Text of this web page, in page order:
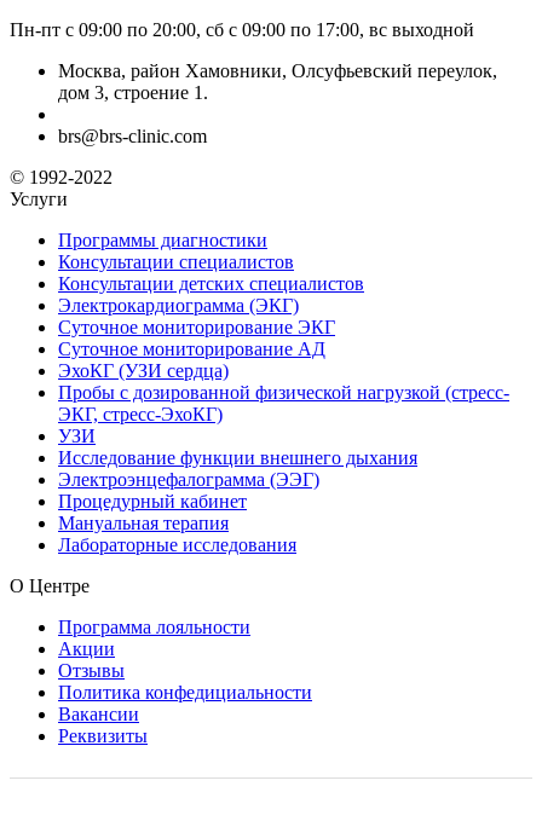
Пн-пт с 09:00 по 20:00, сб с 09:00 по 17:00, вс выходной
Москва, район Хамовники, Олсуфьевский переулок,
дом 3, строение 1.
brs@brs-clinic.com
© 1992-2022
Услуги
Программы диагностики
Консультации специалистов
Консультации детских специалистов
Электрокардиограмма (ЭКГ)
Суточное мониторирование ЭКГ
Суточное мониторирование АД
ЭхоКГ (УЗИ сердца)
Пробы с дозированной физической нагрузкой (стресс-
ЭКГ, стресс-ЭхоКГ)
УЗИ
Исследование функции внешнего дыхания
Электроэнцефалограмма (ЭЭГ)
Процедурный кабинет
Мануальная терапия
Лабораторные исследования
О Центре
Программа лояльности
Акции
Отзывы
Политика конфедициальности
Вакансии
Реквизиты